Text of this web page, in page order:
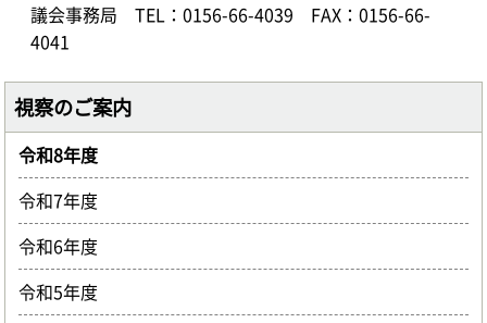
議会事務局
TEL：0156-66-4039
FAX：0156-66-
4041
視察のご案内
令和8年度
令和7年度
令和6年度
令和5年度